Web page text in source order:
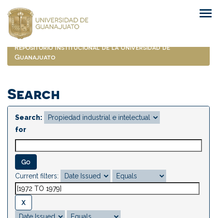
navigation
Repositorio Institucional de la Universidad de
Guanajuato
Search
Search:
for
Current filters: